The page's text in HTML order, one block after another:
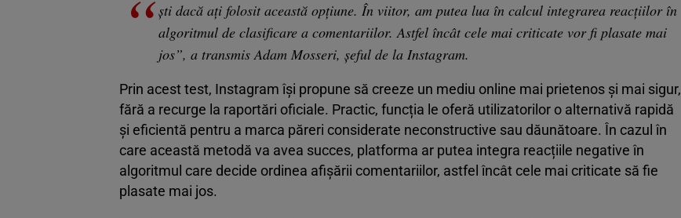
ști dacă ați folosit această opțiune. În viitor, am putea lua în calcul integrarea reacțiilor în
algoritmul de clasificare a comentariilor. Astfel încât cele mai criticate vor fi plasate mai
jos”, a transmis Adam Mosseri, șeful de la Instagram.
Prin acest test, Instagram își propune să creeze un mediu online mai prietenos și mai sigur,
fără a recurge la raportări oficiale. Practic, funcția le oferă utilizatorilor o alternativă rapidă
și eficientă pentru a marca păreri considerate neconstructive sau dăunătoare. În cazul în
care această metodă va avea succes, platforma ar putea integra reacțiile negative în
algoritmul care decide ordinea afișării comentariilor, astfel încât cele mai criticate să fie
plasate mai jos.